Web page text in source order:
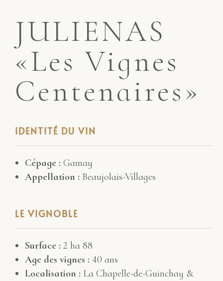
JULIENAS
«Les Vignes
Centenaires»
IDENTITÉ DU VIN
Cépage : Gamay
Appellation : Beaujolais-Villages
LE VIGNOBLE
Surface : 2 ha 88
Age des vignes : 40 ans
Localisation : La Chapelle-de-Guinchay &